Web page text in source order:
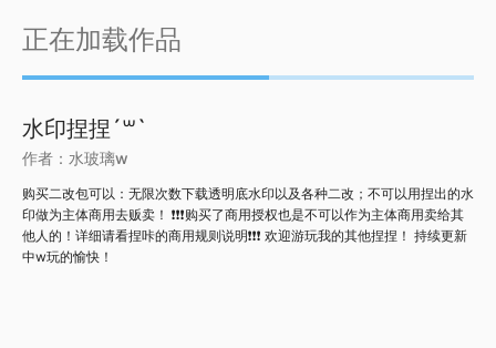
正在加载作品
水印捏捏´꒳`
作者： 水玻璃w
购买二改包可以：无限次数下载透明底水印以及各种二改；不可以用捏出的水
印做为主体商用去贩卖！ ❗️❗️❗️购买了商用授权也是不可以作为主体商用卖给其
他人的！详细请看捏咔的商用规则说明❗️❗️❗️ 欢迎游玩我的其他捏捏！ 持续更新
中w玩的愉快！